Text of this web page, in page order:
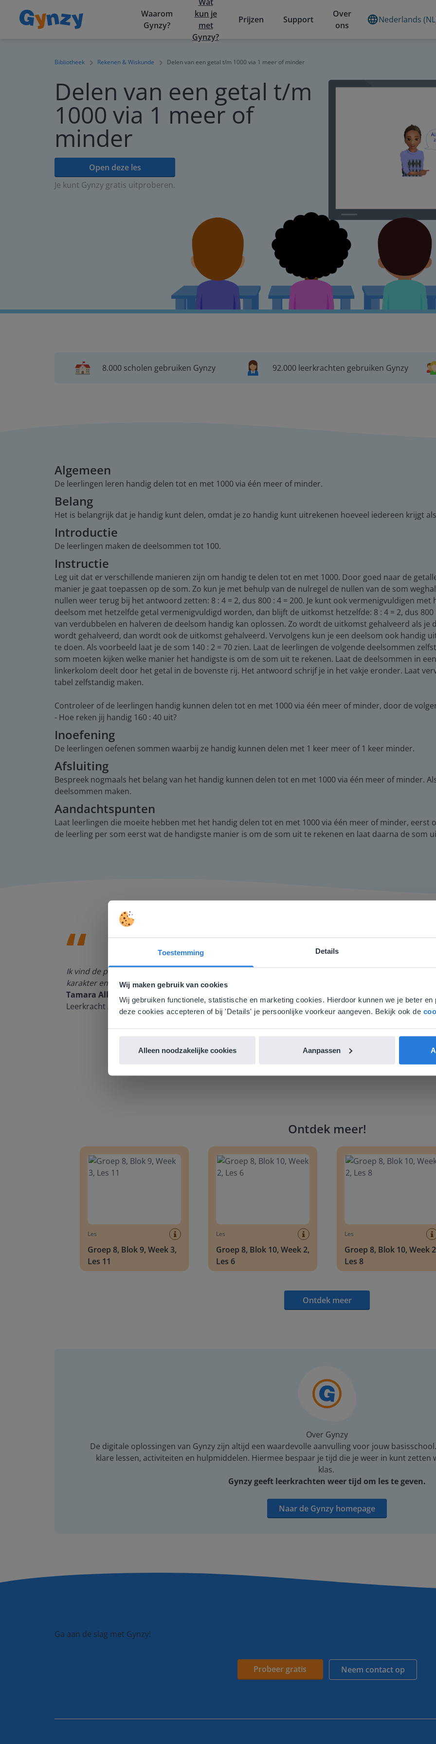
Toestemming Details
Wij maken gebruik van cookies
Wij gebruiken functionele, statistische en marketing cookies. Hierdoor kunnen we je beter
deze cookies accepteren of bij 'Details' je persoonlijke voorkeur aangeven. Bekijk ook de
Alleen noodzakelijke cookies Aanpassen
Waarom
Gynzy?
kun je
met
Gynzy?
Prijzen Support
Over
ons
Nederlands
Bibliotheek Rekenen & Wiskunde Delen van een getal t/m 1000 via 1 meer of minder
Delen van een getal t/m
1000 via 1 meer of
minder
Open deze les
Je kunt Gynzy gratis uitproberen.
8.000 scholen gebruiken Gynzy 92.000 leerkrachten gebruiken Gynzy
Algemeen
De leerlingen leren handig delen tot en met 1000 via één meer of minder.
Belang
Het is belangrijk dat je handig kunt delen, omdat je zo handig kunt uitrekenen hoeveel iedereen krijgt
Introductie
De leerlingen maken de deelsommen tot 100.
Instructie
Leg uit dat er verschillende manieren zijn om handig te delen tot en met 1000. Door goed naar de
manier je gaat toepassen op de som. Zo kun je met behulp van de nulregel de nullen van de som
nullen weer terug bij het antwoord zetten: 8 : 4 = 2, dus 800 : 4 = 200. Je kunt ook vermenigvuldigen met
deelsom met hetzelfde getal vermenigvuldigd worden, dan blijft de uitkomst hetzelfde: 8 : 4 = 2, dus
van verdubbelen en halveren de deelsom handig kan oplossen. Zo wordt de uitkomst gehalveerd als je
wordt gehalveerd, dan wordt ook de uitkomst gehalveerd. Vervolgens kun je een deelsom ook handig
te doen. Als voorbeeld laat je de som 140 : 2 = 70 zien. Laat de leerlingen de volgende deelsommen
som moeten kijken welke manier het handigste is om de som uit te rekenen. Laat de deelsommen in
linkerkolom deelt door het getal in de bovenste rij. Het antwoord schrijf je in het vakje eronder. Laat
tabel zelfstandig maken.
Controleer of de leerlingen handig kunnen delen tot en met 1000 via één meer of minder, door de
- Hoe reken jij handig 160 : 40 uit?
Inoefening
De leerlingen oefenen sommen waarbij ze handig kunnen delen met 1 keer meer of 1 keer minder.
Afsluiting
Bespreek nogmaals het belang van het handig kunnen delen tot en met 1000 via één meer of minder.
deelsommen maken.
Aandachtspunten
Laat leerlingen die moeite hebben met het handig delen tot en met 1000 via één meer of minder, eerst
de leerling per som eerst wat de handigste manier is om de som uit te rekenen en laat daarna de som
Ik vind de professionaliteit en behulpzaamheid een groot pluspunt van Gynzy. Datzelfde geldt voor
karakter en de informatievoorziening via de website. Ik kan niets ter verbetering noemen.
Tamara Alkemade
Leerkracht / ICT-coördinator op de Prinses Margrietschool
Ontdek meer!
Les
Groep 8, Blok 9, Week 3,
Les 11
Les
Groep 8, Blok 10, Week 2,
Les 6
Les
Groep 8, Blok 10, Week
Les 8
Ontdek meer
Over Gynzy
De digitale oplossingen van Gynzy zijn altijd een waardevolle aanvulling voor jouw
klare lessen, activiteiten en hulpmiddelen. Hiermee bespaar je tijd die je weer in kunt
klas.
Gynzy geeft leerkrachten weer tijd om les te geven.
Naar de Gynzy homepage
Ga aan de slag met Gynzy!
Probeer gratis Neem contact op
Deze website komt niet overeen met je
Gezien je locatie, denken we dat je misschien liever naar de website
English
Nederland